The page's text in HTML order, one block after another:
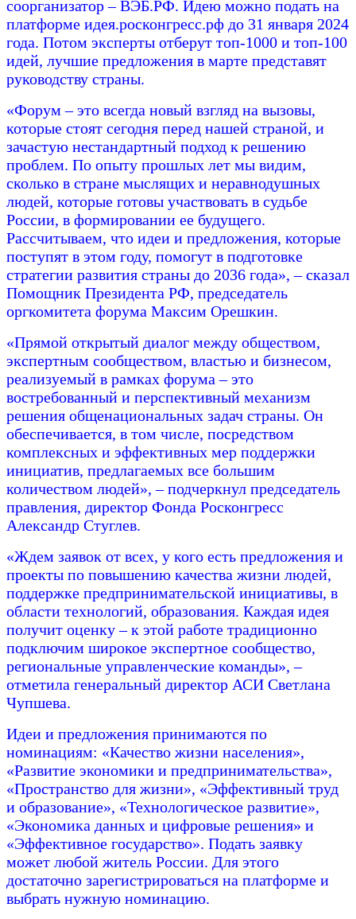
соорганизатор – ВЭБ.РФ. Идею можно подать на
платформе идея.росконгресс.рф до 31 января 2024
года. Потом эксперты отберут топ-1000 и топ-100
идей, лучшие предложения в марте представят
руководству страны.
«Форум – это всегда новый взгляд на вызовы,
которые стоят сегодня перед нашей страной, и
зачастую нестандартный подход к решению
проблем. По опыту прошлых лет мы видим,
сколько в стране мыслящих и неравнодушных
людей, которые готовы участвовать в судьбе
России, в формировании ее будущего.
Рассчитываем, что идеи и предложения, которые
поступят в этом году, помогут в подготовке
стратегии развития страны до 2036 года», – сказал
Помощник Президента РФ, председатель
оргкомитета форума Максим Орешкин.
«Прямой открытый диалог между обществом,
экспертным сообществом, властью и бизнесом,
реализуемый в рамках форума – это
востребованный и перспективный механизм
решения общенациональных задач страны. Он
обеспечивается, в том числе, посредством
комплексных и эффективных мер поддержки
инициатив, предлагаемых все большим
количеством людей», – подчеркнул председатель
правления, директор Фонда Росконгресс
Александр Стуглев.
«Ждем заявок от всех, у кого есть предложения и
проекты по повышению качества жизни людей,
поддержке предпринимательской инициативы, в
области технологий, образования. Каждая идея
получит оценку – к этой работе традиционно
подключим широкое экспертное сообщество,
региональные управленческие команды», –
отметила генеральный директор АСИ Светлана
Чупшева.
Идеи и предложения принимаются по
номинациям: «Качество жизни населения»,
«Развитие экономики и предпринимательства»,
«Пространство для жизни», «Эффективный труд
и образование», «Технологическое развитие»,
«Экономика данных и цифровые решения» и
«Эффективное государство». Подать заявку
может любой житель России. Для этого
достаточно зарегистрироваться на платформе и
выбрать нужную номинацию.